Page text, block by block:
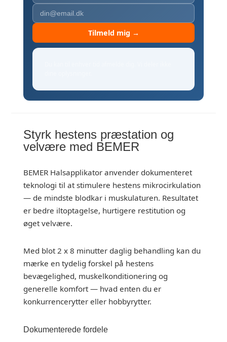
Tilmeld mig →
Styrk hestens præstation og
velvære med BEMER
BEMER Halsapplikator anvender dokumenteret
teknologi til at stimulere hestens mikrocirkulation
— de mindste blodkar i muskulaturen. Resultatet
er bedre iltoptagelse, hurtigere restitution og
øget velvære.
Med blot 2 x 8 minutter daglig behandling kan du
mærke en tydelig forskel på hestens
bevægelighed, muskelkonditionering og
generelle komfort — hvad enten du er
konkurrencerytter eller hobbyrytter.
Dokumenterede fordele